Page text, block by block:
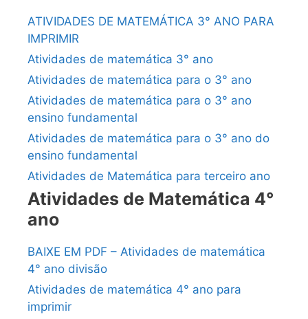
ATIVIDADES DE MATEMÁTICA 3° ANO PARA
IMPRIMIR
Atividades de matemática 3° ano
Atividades de matemática para o 3° ano
Atividades de matemática para o 3° ano
ensino fundamental
Atividades de matemática para o 3° ano do
ensino fundamental
Atividades de Matemática para terceiro ano
Atividades de Matemática 4°
ano
BAIXE EM PDF – Atividades de matemática
4° ano divisão
Atividades de matemática 4° ano para
imprimir